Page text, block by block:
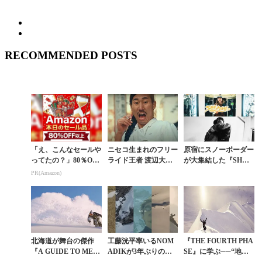
RECOMMENDED POSTS
「え、こんなセールや
ってたの？」80％OFF
以上が続々登場！Am
PR(Amazon)
ニセコ生まれのフリー
ライド王者 渡辺大介
原宿にスノーボーダー
が大集結した『SHUT
北海道が舞台の傑作
『A GUIDE TO MEL
工藤洸平率いるNOM
ADIKが3年ぶりのチ
『THE FOURTH PHA
SE』に学ぶ──“地球